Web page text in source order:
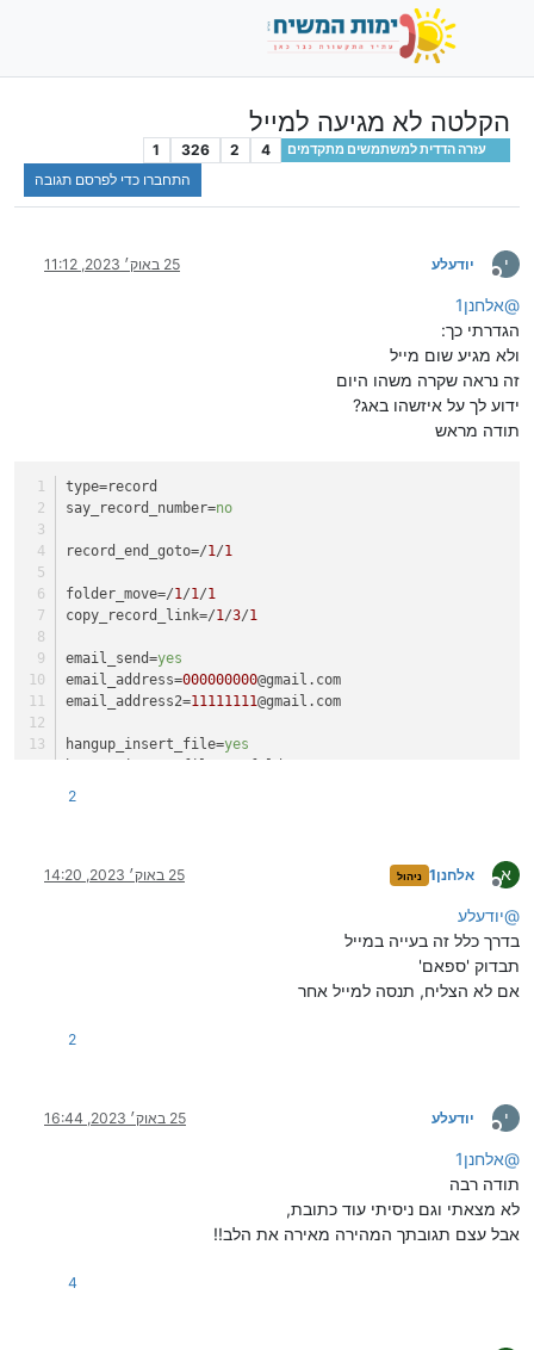
הקלטה לא מגיעה למייל
עזרה הדדית למשתמשים מתקדמים 4
2
326
1
התחברו כדי לפרסם תגובה
י
מנותק
יודעלע 25 באוק׳ 2023, 11:12
@אלחנן1
הגדרתי כך:
ולא מגיע שום מייל
זה נראה שקרה משהו היום
ידוע לך על איזשהו באג?
תודה מראש
type=record
say_record_number=no
record_end_goto=/1/1
folder_move=/1/1/1
copy_record_link=/1/3/1
email_send=yes
email_address=000000000@gmail.com
email_address2=11111111@gmail.com
hangup_insert_file=yes
hangup_no_copy_record_link
list_tzintuk =2
2
א
מנותק
אלחנן1 ניהול 25 באוק׳ 2023, 14:20
@יודעלע
בדרך כלל זה בעייה במייל
תבדוק 'ספאם'
אם לא הצליח, תנסה למייל אחר
2
י
מנותק
יודעלע 25 באוק׳ 2023, 16:44
@אלחנן1
תודה רבה
לא מצאתי וגם ניסיתי עוד כתובת,
אבל עצם תגובתך המהירה מאירה את הלב!!
4